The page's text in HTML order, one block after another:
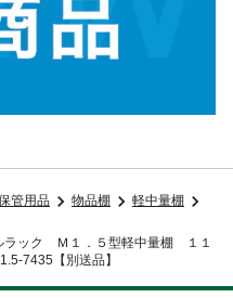
管用品 物品棚
軽中量棚
ラック Ｍ１．５型軽中量棚 １１
7435【別送品】